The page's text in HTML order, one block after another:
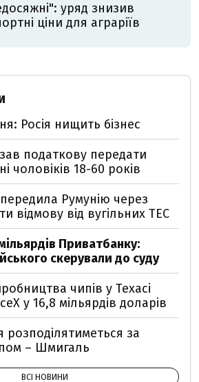
уряд знизив
ціни для аграріїв
Росія нищить бізнес
податкову передати
чоловіків 18-60 років
Румунію через
відмову від вугільних ТЕС
Приватбанку:
скерували до суду
чипів у Техасі
у 16,8 мільярдів доларів
розподілятиметься за
– Шмигаль
ВСІ НОВИНИ